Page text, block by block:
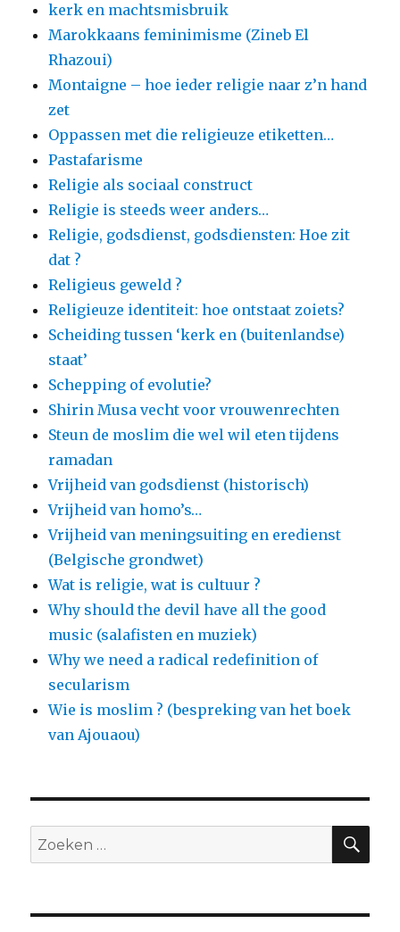
kerk en machtsmisbruik
Marokkaans feminimisme (Zineb El
Rhazoui)
Montaigne – hoe ieder religie naar z’n hand
zet
Oppassen met die religieuze etiketten…
Pastafarisme
Religie als sociaal construct
Religie is steeds weer anders…
Religie, godsdienst, godsdiensten: Hoe zit
dat ?
Religieus geweld ?
Religieuze identiteit: hoe ontstaat zoiets?
Scheiding tussen ‘kerk en (buitenlandse)
staat’
Schepping of evolutie?
Shirin Musa vecht voor vrouwenrechten
Steun de moslim die wel wil eten tijdens
ramadan
Vrijheid van godsdienst (historisch)
Vrijheid van homo’s…
Vrijheid van meningsuiting en eredienst
(Belgische grondwet)
Wat is religie, wat is cultuur ?
Why should the devil have all the good
music (salafisten en muziek)
Why we need a radical redefinition of
secularism
Wie is moslim ? (bespreking van het boek
van Ajouaou)
Zoeken
naar: